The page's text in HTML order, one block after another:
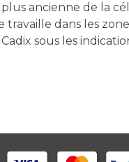
ancienne de la
travaille dans les
sous les